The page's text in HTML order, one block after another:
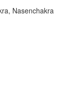
Nasenchakra